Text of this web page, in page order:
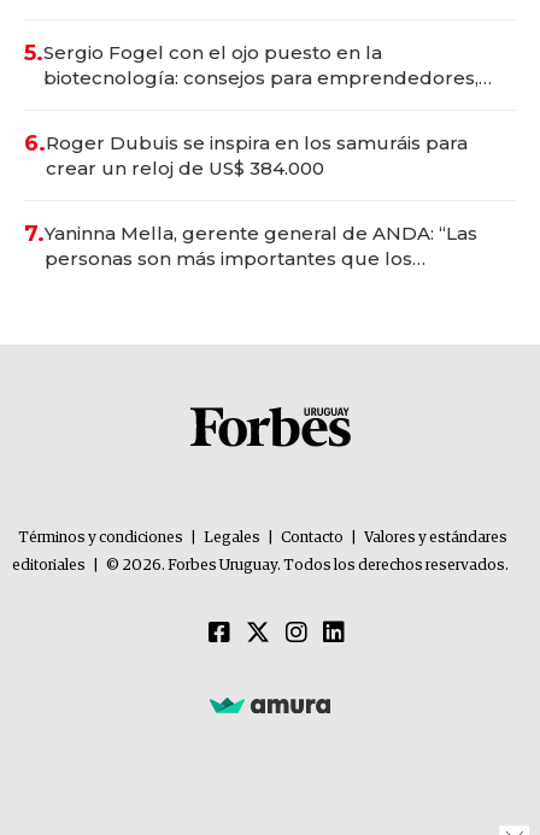
5.Sergio Fogel con el ojo puesto en la
biotecnología: consejos para emprendedores,
6.Roger Dubuis se inspira en los samuráis para
crear un reloj de US$ 384.000
7.Yaninna Mella, gerente general de ANDA: “Las
personas son más importantes que los
Términos y condiciones Legales Contacto
Valores y estándares
editoriales
© 2026. Forbes Uruguay. Todos los derechos reservados.